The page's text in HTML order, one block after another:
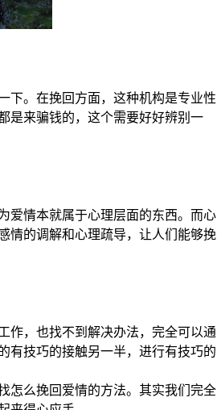
下。在挽回方面，这种机构是专业性
是来骗钱的，这个需要好好辨别一
爱情本就属于心理层面的东西。而心
情的调解和心理疏导，让人们能够挽
作，也找不到解决办法，完全可以通
有技巧的接触另一半，进行有技巧的
怎么挽回爱情的方法。其实我们完全